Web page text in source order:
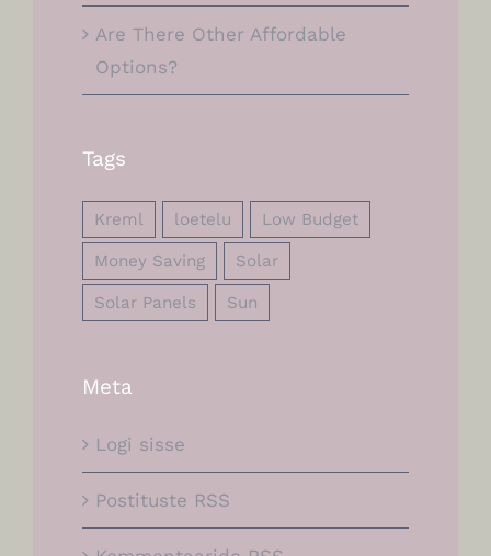
Are There Other Affordable
Options?
Tags
Kreml loetelu Low Budget
Money Saving Solar
Solar Panels Sun
Meta
Logi sisse
Postituste RSS